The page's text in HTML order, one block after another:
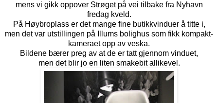
mens vi gikk oppover Strøget på vei tilbake fra Nyhavn
fredag kveld.
På Høybroplass er det mange fine butikkvinduer å titte i,
men det var utstillingen på Illums bolighus som fikk kompakt-
kameraet opp av veska.
Bildene bærer preg av at de er tatt gjennom vinduet,
men det blir jo en liten smakebit allikevel.